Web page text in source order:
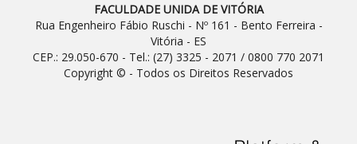
FACULDADE UNIDA DE VITÓRIA
Rua Engenheiro Fábio Ruschi - Nº 161 - Bento Ferreira -
Vitória - ES
CEP.: 29.050-670 - Tel.: (27) 3325 - 2071 / 0800 770 2071
Copyright © - Todos os Direitos Reservados